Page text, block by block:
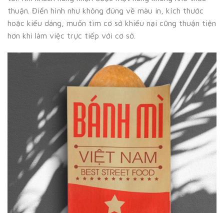
thuận. Điển hình như không đúng về màu in, kích thước
hoặc kiểu dáng, muốn tìm cơ sở khiếu nại cũng thuận tiện
hơn khi làm việc trực tiếp với cơ sở.